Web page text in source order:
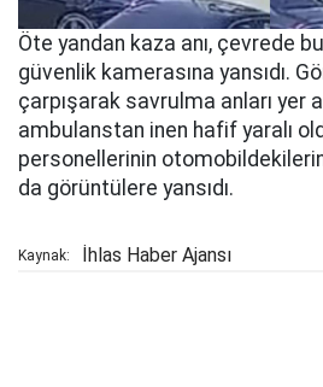
Öte yandan kaza anı, çevrede
güvenlik kamerasına yansıdı.
çarpışarak savrulma anları yer
ambulanstan inen hafif yaralı
personellerinin
da görüntülere yansıdı.
Kaynak: İhlas Haber Ajansı